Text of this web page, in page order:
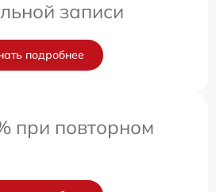
записи
подробнее
при повторном